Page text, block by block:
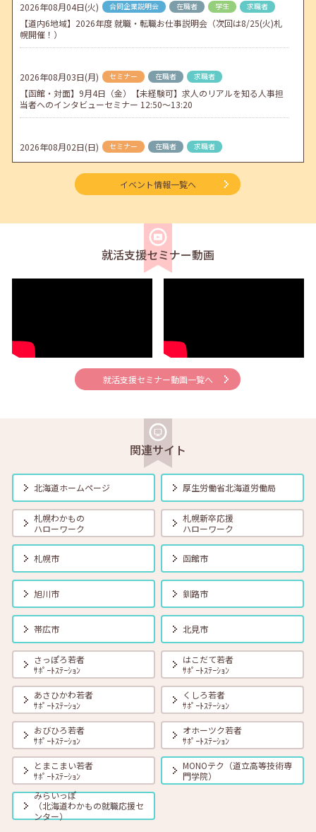
2026年04月01日(水) jobcafeからのお知らせ
地方拠点臨時閉所のお知らせ
2026年08月04日(火) 合同企業説明会 在職者 学生 求職者
【道内6地域】2026年度 就職・転職お仕事説明会（次回は8/25(火)札
幌開催！）
2026年08月03日(月) セミナー 在職者 求職者
【函館・対面】9月4日（金）【未経験可】求人のリアルを知る人事担
当者へのインタビューセミナー 12:50～13:20
2026年08月02日(日) セミナー 在職者 求職者
【北見・対面】9月16日（水）【未経験可】求人のリアルを知る人事担
当者へのインタビューセミナー 12:40～13:20
【帯広・対面】8月6日（木）就勝塾 手書き履歴書で好感度アップ～き
れいな字を書く法則～ 11:00～11:40
2026年08月01日(土) 在職者
【オンライン】8月13日（木）就職活動のススメ方 14:00～14:30
【帯広・対面】8月17日（月）就勝塾 自己分析 ～自分を知って就職活
2026年08月01日(土) セミナー 在職者 学生 求職者
【オンライン】8月18日（火） 転職前に知っておきたい「部下力」ア
ップセミナー～新しい職場で無理なくキャッチアップするためのコミ
ュニケーション術～ 14:00～14:45 定員40名
2026年08月01日(土) 在職者 学生
【函館・対面】8月19日（水）就勝塾 タイプ別「対人ストレス」を減
らす方法 13:30～14:30
2026年08月01日(土) 在職者 学生
【釧路・対面】8月20日（木）就勝塾 いまさら聞けないビジネスマナ
ー 13:30～14:30
2026年08月01日(土) 在職者 学生
【オンライン】8月20日（木）ビジネスコミュニケーション 報・連・
相 14:00～14:30
2026年08月01日(土) 在職者 学生 求職者
【札幌・対面】8月21日（金）おさえておきたい 「面接の基本とマナ
ー」 14:00～15:00
イベント情報一覧へ
就活支援セミナー動画
就活支援セミナー動画一覧へ
関連サイト
北海道ホームページ 厚生労働省北海道労働局
札幌わかもの
ハローワーク
札幌新卒応援
ハローワーク
札幌市 函館市
旭川市 釧路市
帯広市 北見市
さっぽろ若者
ｻﾎﾟｰﾄｽﾃｰｼｮﾝ
はこだて若者
ｻﾎﾟｰﾄｽﾃｰｼｮﾝ
あさひかわ若者
ｻﾎﾟｰﾄｽﾃｰｼｮﾝ
くしろ若者
ｻﾎﾟｰﾄｽﾃｰｼｮﾝ
おびひろ若者
ｻﾎﾟｰﾄｽﾃｰｼｮﾝ
オホーツク若者
ｻﾎﾟｰﾄｽﾃｰｼｮﾝ
とまこまい若者
ｻﾎﾟｰﾄｽﾃｰｼｮﾝ
MONOテク（道立高等技術専
門学院）
みらいっぽ
（北海道わかもの就職応援セ
ンター）